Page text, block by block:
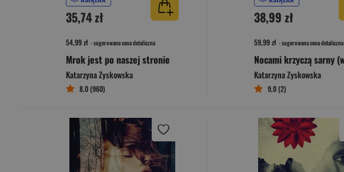
35,74 zł
54,99 zł - sugerowana cena detaliczna
Mrok jest po naszej stronie
Katarzyna Zyskowska
8,0 (960)
38,99 zł
59,99 zł - sugerowana cena detaliczna
Katarzyna Zyskowska
9,0 (2)